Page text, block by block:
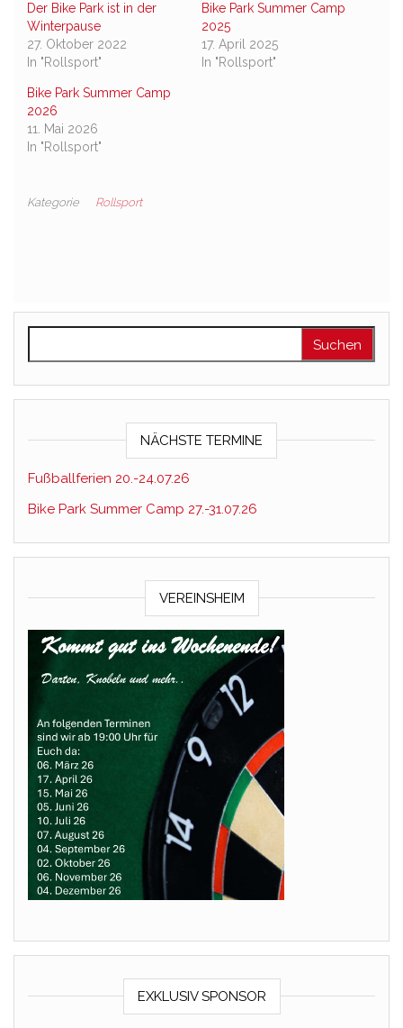
Der Bike Park ist in der
Winterpause
27. Oktober 2022
In "Rollsport"
Bike Park Summer Camp
2025
17. April 2025
In "Rollsport"
Bike Park Summer Camp
2026
11. Mai 2026
In "Rollsport"
Kategorie Rollsport
NÄCHSTE TERMINE
Fußballferien 20.-24.07.26
Bike Park Summer Camp 27.-31.07.26
VEREINSHEIM
EXKLUSIV SPONSOR